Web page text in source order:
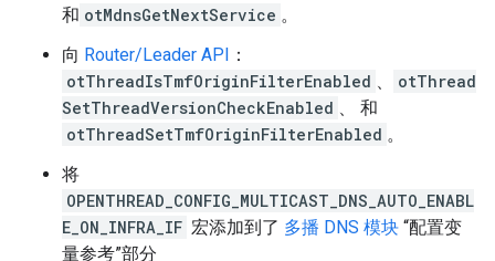
和 otMdnsGetNextService 。
向 Router/Leader API ：
otThreadIsTmfOriginFilterEnabled 、
otThread
SetThreadVersionCheckEnabled 、 和
otThreadSetTmfOriginFilterEnabled 。
将
OPENTHREAD_CONFIG_MULTICAST_DNS_AUTO_ENABL
E_ON_INFRA_IF 宏添加到了 多播 DNS 模块 “配置变
量参考”部分